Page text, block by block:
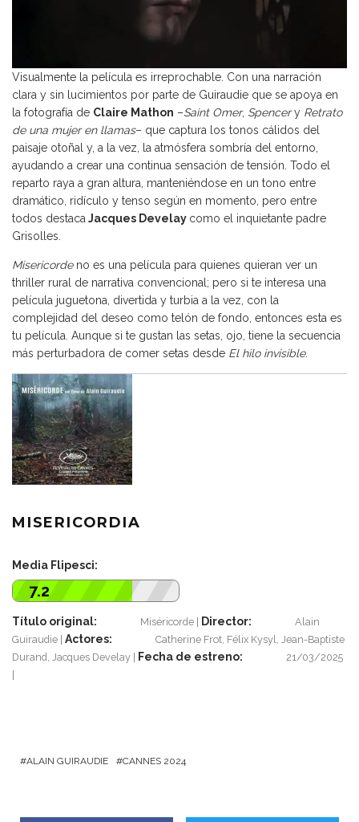
Visualmente la película es irreprochable. Con una narración
clara y sin lucimientos por parte de Guiraudie que se apoya en
la fotografía de Claire Mathon –Saint Omer, Spencery Retrato
de una mujer en llamas– que captura los tonos cálidos del
paisaje otoñal y, a la vez, la atmósfera sombría del entorno,
ayudando a crear una continua sensación de tensión. Todo el
reparto raya a gran altura, manteniéndose en un tono entre
dramático, ridículo y tenso según en momento, pero entre
todos destaca Jacques Develay como el inquietante padre
Grisolles.
Misericordeno es una película para quienes quieran ver un
thriller rural de narrativa convencional; pero si te interesa una
película juguetona, divertida y turbia a la vez, con la
complejidad del deseo como telón de fondo, entonces esta es
tu película. Aunque si te gustan las setas, ojo, tiene la secuencia
más perturbadora de comer setas desde El hilo invisible.
MISERICORDIA
Media Flipesci:
7.2
Título original: Miséricorde Director:
Alain
Guiraudie Actores:
Catherine Frot, Félix Kysyl, Jean-Baptiste
Durand, Jacques Develay
Fecha de estreno: 21/03/2025
ALAIN GUIRAUDIE CANNES 2024